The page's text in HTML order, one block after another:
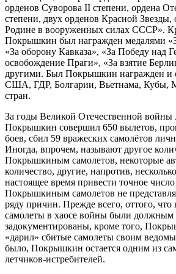
орденов Суворова II степени, ордена
степени, двух орденов Красной Звезды,
Родине в вооруженных силах СССР».
Покрышкин был награжден медалями
«За оборону Кавказа», «За Победу над
освобождение Праги», «За взятие
другими. Был Покрышкин награжден и
США, ГДР, Болгарии, Вьетнама, Кубы,
стран.
За годы Великой Отечественной
Покрышкин совершил 650 вылетов,
боев, сбил 59 вражеских самолётов
Иногда, впрочем, называют другое
Покрышкиным самолетов, некоторые
количество, другие, напротив,
настоящее время привести точное
Покрышкиным самолетов не
ряду причин. Прежде всего, оттого, что
самолеты в хаосе войны были должным
задокументированы, кроме того,
«дарил» сбитые самолеты своим
было, Покрышкин остается одним из
летчиков-истребителей.